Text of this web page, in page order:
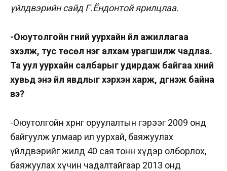
үйлдвэрийн сайд Г.Ёндонтой ярилцлаа.
-Оюутолгойн гүний уурхайн үйл ажиллагаа
эхэлж, тус төсөл нэг алхам урагшилж чадлаа.
Та уул уурхайн салбарыг удирдаж байгаа хүний
хувьд энэ үйл явдлыг хэрхэн харж, дүгнэж байна
вэ?
-Оюутолгойн хөрөнгө оруулалтын гэрээг 2009 онд
байгуулж улмаар ил уурхай, баяжуулах
үйлдвэрийг жилд 40 сая тонн хүдэр олборлох,
баяжуулах хүчин чадалтайгаар 2013 онд